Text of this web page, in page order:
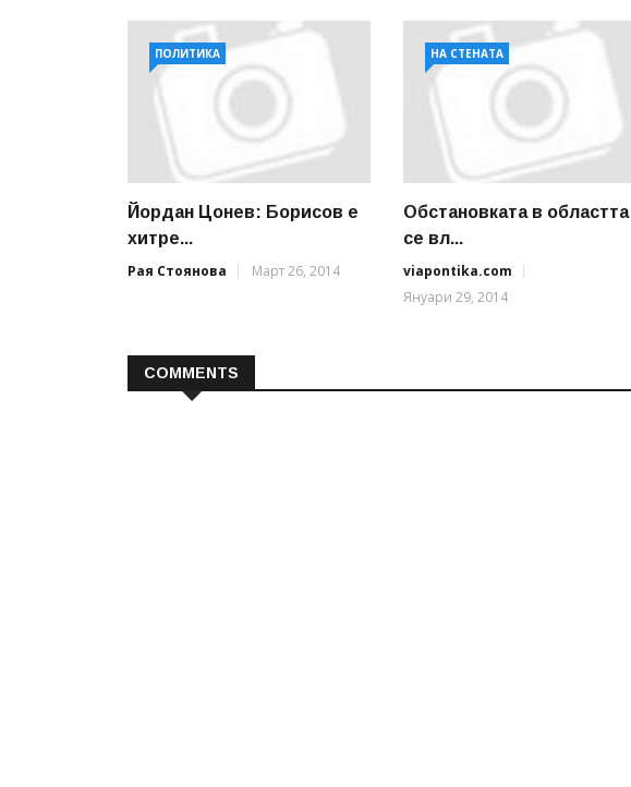
ПОЛИТИКА
Йордан Цонев: Борисов е
хитре...
Рая Стоянова
Март 26, 2014
НА СТЕНАТА
Обстановката в областта
се вл...
viapontika.com
Януари 29, 2014
COMMENTS